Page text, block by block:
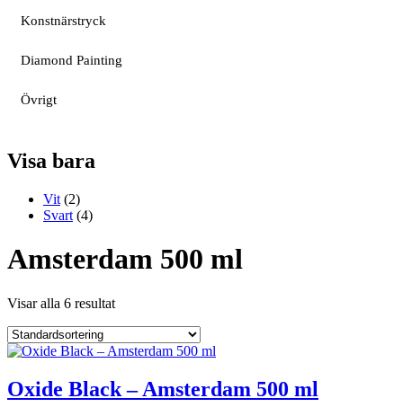
Konstnärstryck
Diamond Painting
Övrigt
Visa bara
Vit (2)
Svart (4)
Amsterdam 500 ml
Visar alla 6 resultat
Oxide Black – Amsterdam 500 ml